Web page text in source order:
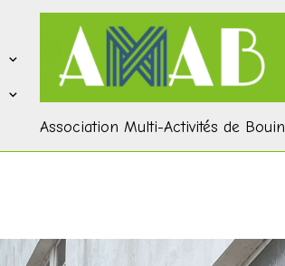
Association Multi-Activités de Bouin